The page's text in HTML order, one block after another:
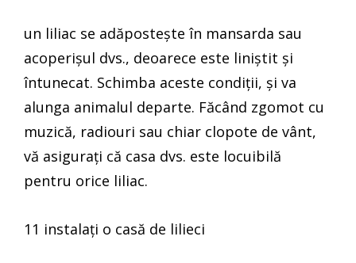
un liliac se adăpostește în mansarda sau
acoperișul dvs., deoarece este liniștit și
întunecat. Schimba aceste condiții, și va
alunga animalul departe. Făcând zgomot cu
muzică, radiouri sau chiar clopote de vânt,
vă asigurați că casa dvs. este locuibilă
pentru orice liliac.
11 instalați o casă de lilieci